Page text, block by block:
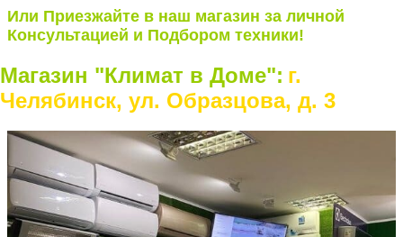
Или Приезжайте в наш магазин за личной
Консультацией и Подбором техники!
Магазин "Климат в Доме": г.
Челябинск, ул. Образцова, д. 3